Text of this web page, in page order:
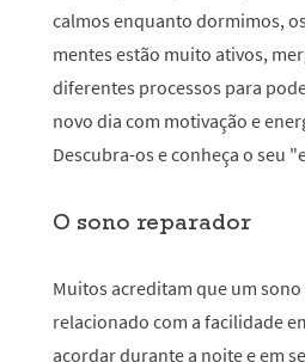
calmos enquanto dormimos,
mentes estão muito ativos,
diferentes processos para
novo dia com motivação e
Descubra-os e conheça o seu
O sono reparador
Muitos acreditam que um
relacionado com a facilidade
acordar durante a noite e em